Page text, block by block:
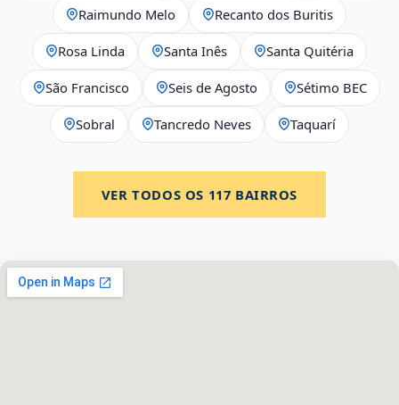
Raimundo Melo Recanto dos Buritis
Rosa Linda Santa Inês Santa Quitéria
São Francisco Seis de Agosto Sétimo BEC
Sobral Tancredo Neves Taquarí
VER TODOS OS 117 BAIRROS